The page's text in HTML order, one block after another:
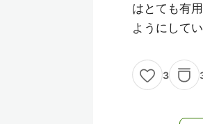
はとても有
ようにして
3